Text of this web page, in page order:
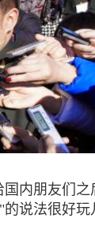
内朋友们之
说法很好玩